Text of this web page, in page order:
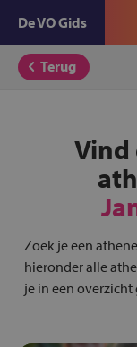
De VO Gids
Terug
Vind
Zoek je een
hieronder alle
je in een overzicht